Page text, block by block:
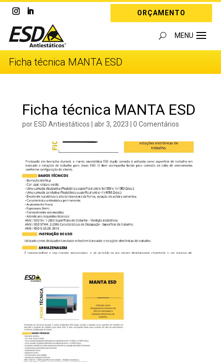
ORÇAMENTO
Ficha técnica MANTA ESD
Ficha técnica MANTA ESD
porESD Antiestáticos | abr 3, 2023 | 0 Comentários